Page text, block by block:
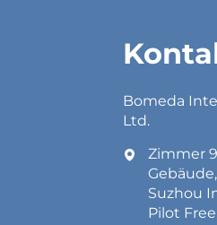
Bomeda
Ltd.
Zimmer
Suzhou
Pilot